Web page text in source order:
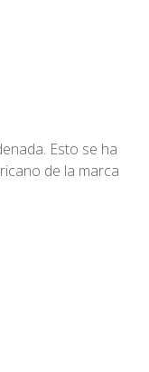
Esto se ha
de la marca